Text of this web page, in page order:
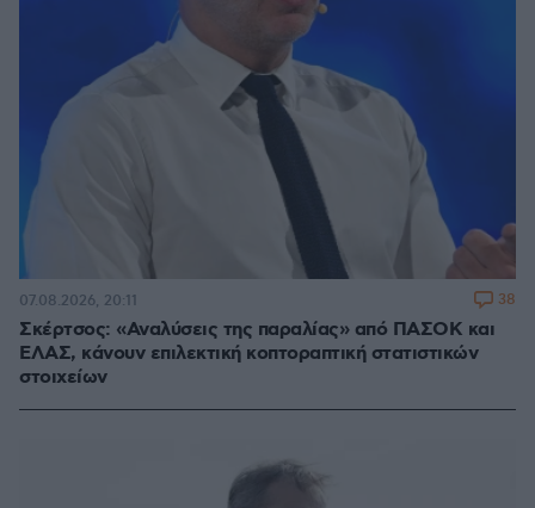
Σκέρτσος: «Αναλύσεις της παραλίας» από ΠΑΣΟΚ και
ΕΛΑΣ, κάνουν επιλεκτική κοπτοραπτική στατιστικών
στοιχείων
07.08.2026, 20:11 38